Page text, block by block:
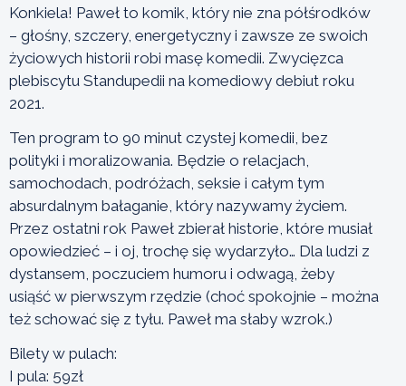
Konkiela! Paweł to komik, który nie zna półśrodków
– głośny, szczery, energetyczny i zawsze ze swoich
życiowych historii robi masę komedii. Zwycięzca
plebiscytu Standupedii na komediowy debiut roku
2021.
Ten program to 90 minut czystej komedii, bez
polityki i moralizowania. Będzie o relacjach,
samochodach, podróżach, seksie i całym tym
absurdalnym bałaganie, który nazywamy życiem.
Przez ostatni rok Paweł zbierał historie, które musiał
opowiedzieć – i oj, trochę się wydarzyło… Dla ludzi z
dystansem, poczuciem humoru i odwagą, żeby
usiąść w pierwszym rzędzie (choć spokojnie – można
też schować się z tyłu. Paweł ma słaby wzrok.)
Bilety w pulach:
I pula: 59zł